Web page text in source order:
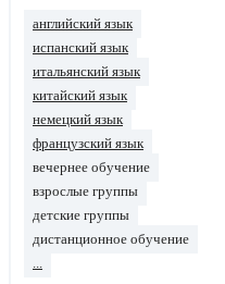
английский язык
испанский язык
итальянский язык
китайский язык
немецкий язык
французский язык
вечернее обучение
взрослые группы
детские группы
дистанционное обучение
...